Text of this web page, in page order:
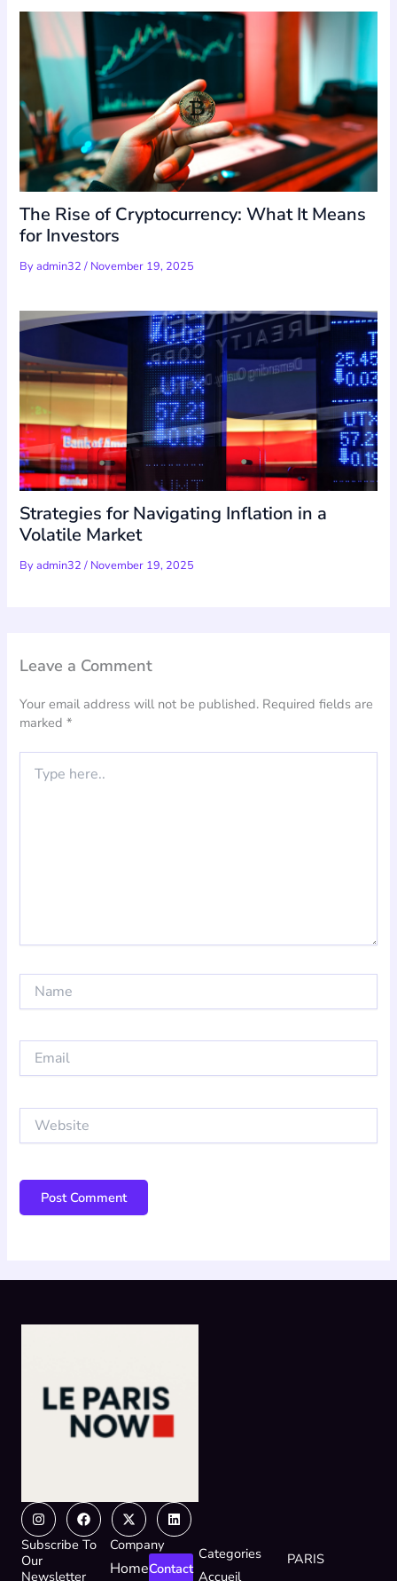
The Rise of Cryptocurrency: What It Means
for Investors
Byadmin32/ November 19, 2025
Strategies for Navigating Inflation in a
Volatile Market
Byadmin32/ November 19, 2025
Leave a Comment
Your email address will not be published. Required fields are
marked*
here..
Email
InstagramFacebook
X-
twitter
Linkedin
Subscribe To
Our
Newsletter
Company
HomeContact
Categories
Accueil
PARIS